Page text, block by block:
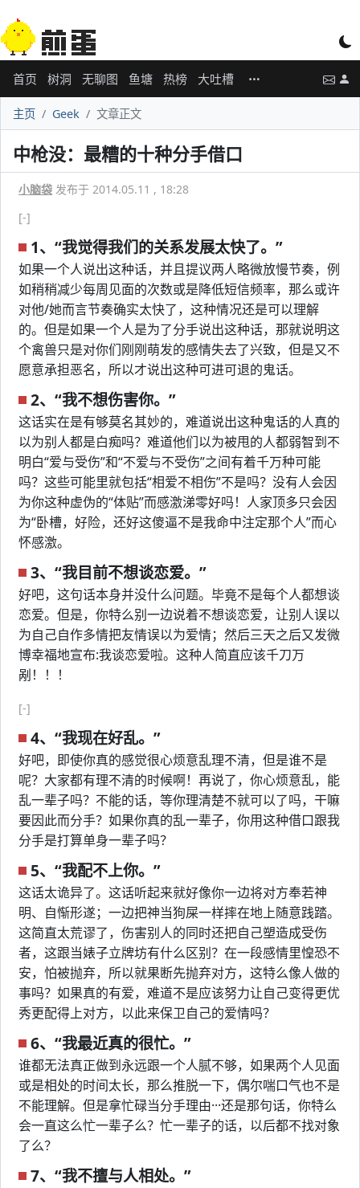
首页 树洞 无聊图 鱼塘 热榜 大吐槽
主页 Geek 文章正文
中枪没：最糟的十种分手借口
小脑袋 发布于 2014.05.11 , 18:28
[-]
1、“我觉得我们的关系发展太快了。”
如果一个人说出这种话，并且提议两人略微放慢节奏，例
如稍稍减少每周见面的次数或是降低短信频率，那么或许
对他/她而言节奏确实太快了，这种情况还是可以理解
的。但是如果一个人是为了分手说出这种话，那就说明这
个禽兽只是对你们刚刚萌发的感情失去了兴致，但是又不
愿意承担恶名，所以才说出这种可进可退的鬼话。
2、“我不想伤害你。”
这话实在是有够莫名其妙的，难道说出这种鬼话的人真的
以为别人都是白痴吗？难道他们以为被甩的人都弱智到不
明白“爱与受伤”和“不爱与不受伤”之间有着千万种可能
吗？这些可能里就包括“相爱不相伤”不是吗？没有人会因
为你这种虚伪的“体贴”而感激涕零好吗！人家顶多只会因
为“卧槽，好险，还好这傻逼不是我命中注定那个人”而心
怀感激。
3、“我目前不想谈恋爱。”
好吧，这句话本身并没什么问题。毕竟不是每个人都想谈
恋爱。但是，你特么别一边说着不想谈恋爱，让别人误以
为自己自作多情把友情误以为爱情；然后三天之后又发微
博幸福地宣布:我谈恋爱啦。这种人简直应该千刀万
剐！！！
[-]
4、“我现在好乱。”
好吧，即使你真的感觉很心烦意乱理不清，但是谁不是
呢？大家都有理不清的时候啊！再说了，你心烦意乱，能
乱一辈子吗？不能的话，等你理清楚不就可以了吗，干嘛
要因此而分手？如果你真的乱一辈子，你用这种借口跟我
分手是打算单身一辈子吗？
5、“我配不上你。”
这话太诡异了。这话听起来就好像你一边将对方奉若神
明、自惭形遂；一边把神当狗屎一样摔在地上随意践踏。
这简直太荒谬了，伤害别人的同时还把自己塑造成受伤
者，这跟当婊子立牌坊有什么区别？在一段感情里惶恐不
安，怕被抛弃，所以就果断先抛弃对方，这特么像人做的
事吗？如果真的有爱，难道不是应该努力让自己变得更优
秀更配得上对方，以此来保卫自己的爱情吗？
6、“我最近真的很忙。”
谁都无法真正做到永远跟一个人腻不够，如果两个人见面
或是相处的时间太长，那么推脱一下，偶尔喘口气也不是
不能理解。但是拿忙碌当分手理由···还是那句话，你特么
会一直这么忙一辈子么？忙一辈子的话，以后都不找对象
了么？
7、“我不擅与人相处。”